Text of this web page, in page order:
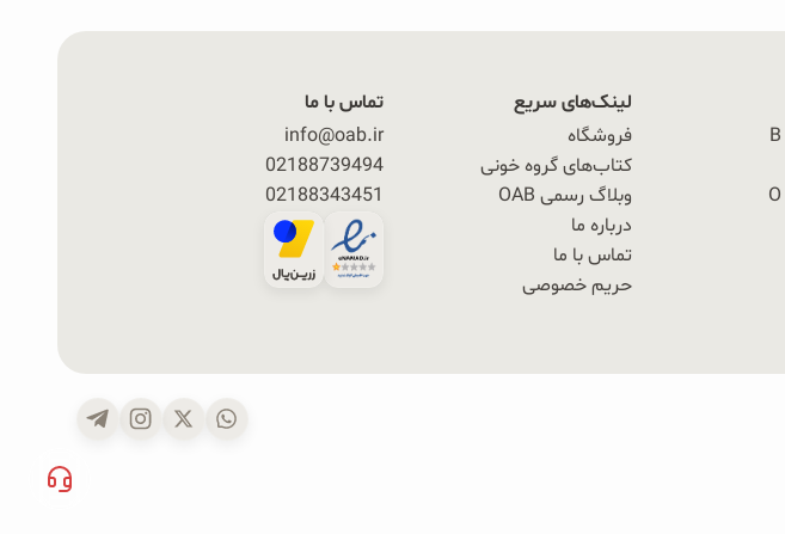
لینک‌های سریع
فروشگاه
کتاب‌های گروه خونی
وبلاگ رسمی OAB
درباره ما
تماس با ما
حریم خصوصی
تماس با ما
info@oab.ir
02188739494
02188343451